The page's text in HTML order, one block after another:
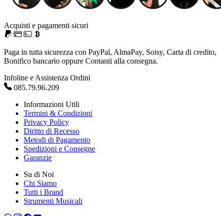
Acquisti e pagamenti sicuri
Paga in tutta sicurezza con PayPal, AlmaPay, Soisy, Carta di credito,
Bonifico bancario oppure Contanti alla consegna.
Infoline e Assistenza Ordini
085.79.96.209
Informazioni Utili
Termini & Condizioni
Privacy Policy
Diritto di Recesso
Metodi di Pagamento
Spedizioni e Consegne
Garanzie
Su di Noi
Chi Siamo
Tutti i Brand
Strumenti Musicali